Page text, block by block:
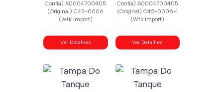
Confia) A0004700405
(Original) C42-0006
(Wtk Import)
Ver Detalhes
Confia) A0004700405
(Original) C42-0006-1
(Wtk Import)
Ver Detalhes